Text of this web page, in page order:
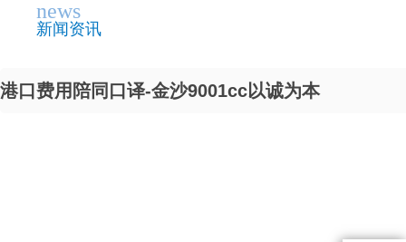
news
新闻资讯
港口费用陪同口译-金沙9001cc以诚为本